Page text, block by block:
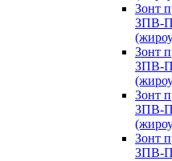
Зонт
ЗПВ-
Зонт
ЗПВ-
Зонт
ЗПВ-
Зонт
ЗПВ-